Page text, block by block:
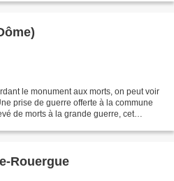
le monument aux morts, on peut voir
prise de guerre offerte à la commune
de morts à la grande guerre, cet
Rouergue